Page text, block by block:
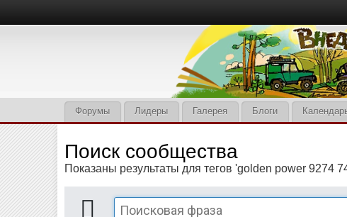
Форумы Лидеры Галерея Блоги
Поиск сообщества
Показаны результаты для тегов 'golden power 9274